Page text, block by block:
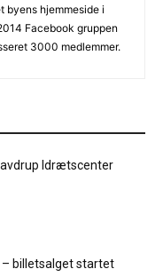
byens hjemmeside i
Facebook gruppen
3000 medlemmer.
Idrætscenter
– billetsalget startet